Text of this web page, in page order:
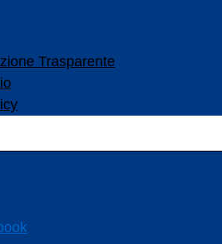
Trasparente